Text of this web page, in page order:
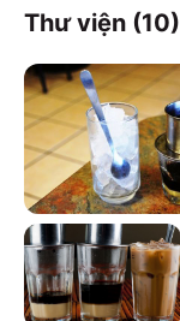
Thư viện (10)